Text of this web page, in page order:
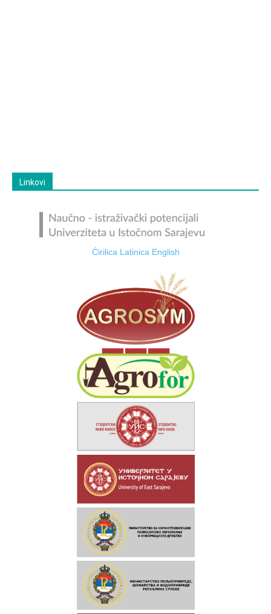
Linkovi
Ćirilica Latinica English